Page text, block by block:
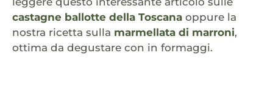
castagne ballotte della Toscana oppure la
nostra ricetta sulla marmellata di marroni,
ottima da degustare con in formaggi.